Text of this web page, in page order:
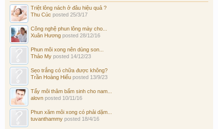
Triệt lông nách ở đâu hiệu quả ?
Thu Cúc posted 25/3/17
Công nghệ phun lông mày cho...
Xuân Hương posted 28/12/16
Phun môi xong nên dùng son...
Thảo My posted 14/12/23
Sẹo trắng có chữa được không?
Trần Hoàng Hiếu posted 13/9/23
Tẩy môi thâm bẩm sinh cho nam...
alovn posted 10/11/16
Phun xăm môi xong có phải dặm...
tuvanthammy posted 18/4/16